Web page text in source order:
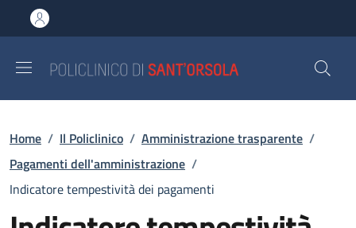
al contenuto principale
to footer content
Briciole di pane
Home / Il Policlinico / Amministrazione trasparente /
Pagamenti dell'amministrazione /
Indicatore tempestività dei pagamenti